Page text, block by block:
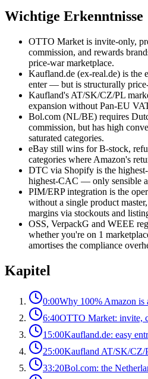
Wichtige Erkenntnisse
OTTO Market is invite-only,
commission, and rewards
price-war marketplace.
Kaufland.de (ex-real.de) is the
enter — but is structurally
Kaufland's AT/SK/CZ/PL
expansion without Pan-EU
Bol.com (NL/BE) requires
commission, but has high
saturated categories.
eBay still wins for B-stock,
categories where Amazon's
DTC via Shopify is the
highest-CAC — only sensible
PIM/ERP integration is the
without a single product
margins via stockouts and
OSS, VerpackG and WEEE
whether you're on 1
amortises the compliance
Kapitel
0:00Why 100% Amazon is
6:40OTTO Market: invite,
15:00Kaufland.de: easy
25:00Kaufland AT/SK/CZ/
33:20Bol.com: the